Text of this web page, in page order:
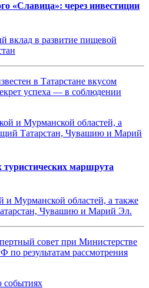
«Славица»: через инвестиции
вклад в развитие пищевой
в Татарстане вкусом
успеха — в соблюдении
маршрута
и Мурманской областей, а также
Чувашию и Марий Эл.
совет при Министерстве
по результатам рассмотрения